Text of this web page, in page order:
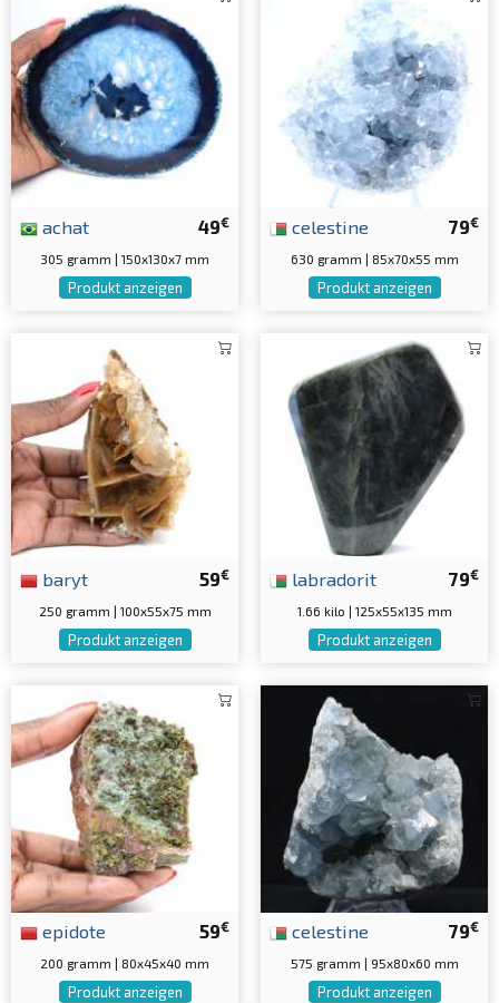
49€
achat
305 gramm | 150x130x7 mm
Produkt anzeigen
79€
celestine
630 gramm | 85x70x55 mm
Produkt anzeigen
59€
baryt
250 gramm | 100x55x75 mm
Produkt anzeigen
79€
labradorit
1.66 kilo | 125x55x135 mm
Produkt anzeigen
59€
epidote
200 gramm | 80x45x40 mm
Produkt anzeigen
79€
celestine
575 gramm | 95x80x60 mm
Produkt anzeigen